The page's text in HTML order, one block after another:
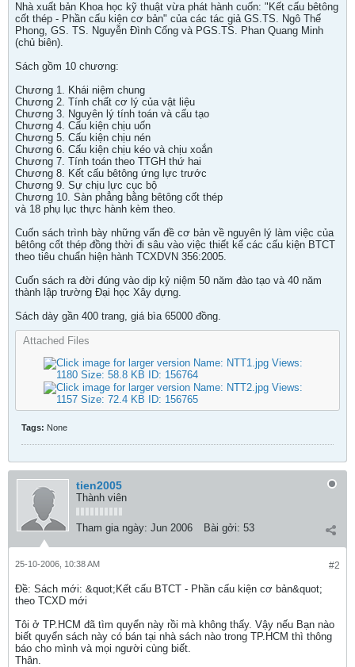
Nhà xuất bản Khoa học kỹ thuật vừa phát hành cuốn: "Kết cấu bêtông
cốt thép - Phần cấu kiện cơ bản" của các tác giả GS.TS. Ngô Thế
Phong, GS. TS. Nguyễn Đình Cống và PGS.TS. Phan Quang Minh
(chủ biên).
Sách gồm 10 chương:
Chương 1. Khái niệm chung
Chương 2. Tính chất cơ lý của vật liệu
Chương 3. Nguyên lý tính toán và cấu tạo
Chương 4. Cấu kiện chịu uốn
Chương 5. Cấu kiện chịu nén
Chương 6. Cấu kiện chịu kéo và chịu xoắn
Chương 7. Tính toán theo TTGH thứ hai
Chương 8. Kết cấu bêtông ứng lực trước
Chương 9. Sự chịu lực cục bộ
Chương 10. Sàn phẳng bằng bêtông cốt thép
và 18 phụ lục thực hành kèm theo.
Cuốn sách trình bày những vấn đề cơ bản về nguyên lý làm việc của
bêtông cốt thép đồng thời đi sâu vào việc thiết kế các cấu kiện BTCT
theo tiêu chuẩn hiện hành TCXDVN 356:2005.
Cuốn sách ra đời đúng vào dịp kỷ niệm 50 năm đào tạo và 40 năm
thành lập trường Đại học Xây dựng.
Sách dày gần 400 trang, giá bìa 65000 đồng.
Attached Files
Tags: None
tien2005
Thành viên
Tham gia ngày: Jun 2006 Bài gởi: 53
#2
25-10-2006, 10:38 AM
Ðề: Sách mới: &quot;Kết cấu BTCT - Phần cấu kiện cơ bản&quot;
theo TCXD mới
Tôi ở TP.HCM đã tìm quyển này rồi mà không thấy. Vậy nếu Bạn nào
biết quyển sách này có bán tại nhà sách nào trong TP.HCM thì thông
báo cho mình và mọi người cùng biết.
Thân.